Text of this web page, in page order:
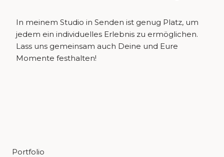
In meinem Studio in Senden ist genug Platz, um
jedem ein individuelles Erlebnis zu ermöglichen.
Lass uns gemeinsam auch Deine und Eure
Momente festhalten!
Portfolio